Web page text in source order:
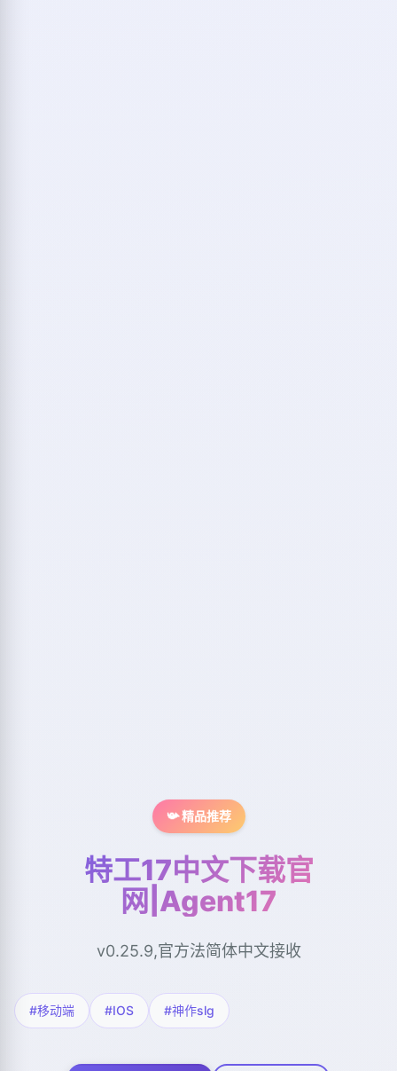
📯 精品推荐
特工17中文下载官
网|Agent17
v0.25.9,官方法简体中文接收
#移动端 #IOS #神作slg